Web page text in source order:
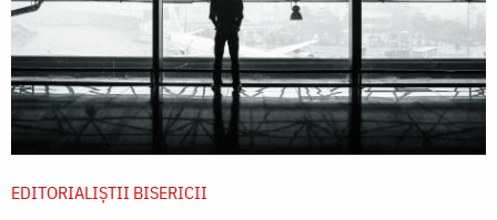
EDITORIALIȘTII BISERICII